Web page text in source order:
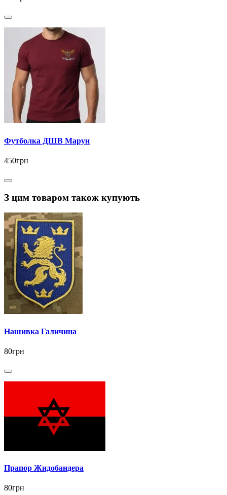
Футболка ДШВ Марун
450грн
З цим товаром також купують
Нашивка Галичина
80грн
Прапор Жидобандера
80грн